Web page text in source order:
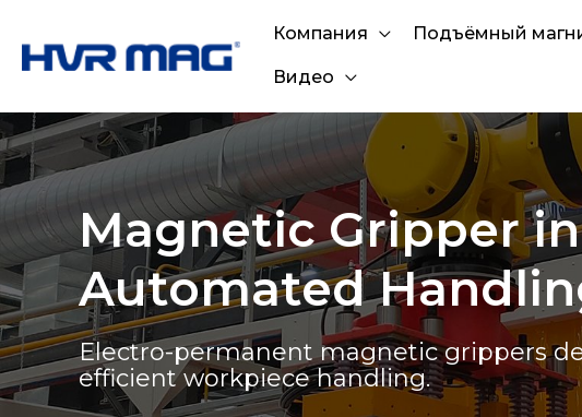
Компания Подъёмный
Видео
Magnetic Gripper
Automated
Electro-permanent magnetic grippers
efficient workpiece handling.